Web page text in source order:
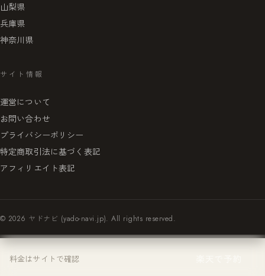
料金はサイトで確認
山梨県
兵庫県
神奈川県
サイト情報
運営について
お問い合わせ
プライバシーポリシー
特定商取引法に基づく表記
アフィリエイト表記
© 2026 ヤドナビ (yado-navi.jp). All rights reserved.